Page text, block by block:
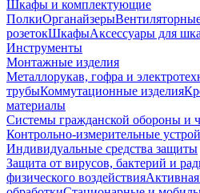
Шкафы и комплектующие
ПолкиОрганайзеры
розетокШкафыАксессуары для
Инструменты
Монтажные изделия
Металлорукав, гофра и
трубыКоммутационные изделия
материалы
Системы гражданской обороны и
Контрольно-измерительные
Индивидуальные средства защиты
Защита от вирусов, бактерий и
физического воздействия